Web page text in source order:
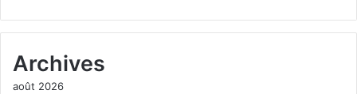
Archives
août 2026